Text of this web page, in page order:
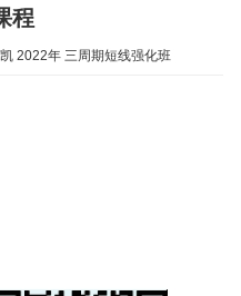
程
2022年 三周期短线强化班